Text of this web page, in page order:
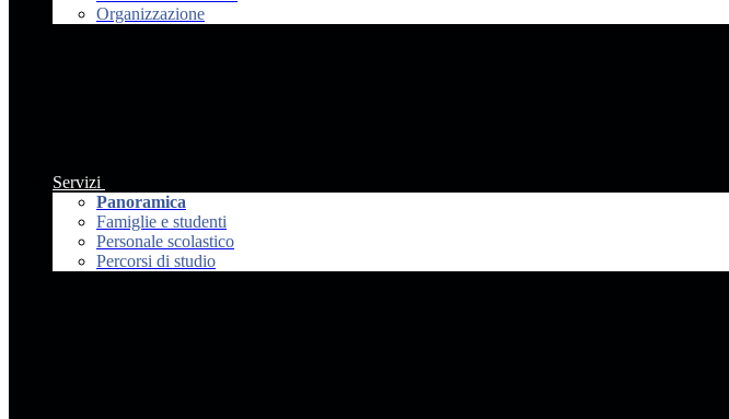
Organizzazione
Servizi
Panoramica
Famiglie e studenti
Personale scolastico
Percorsi di studio